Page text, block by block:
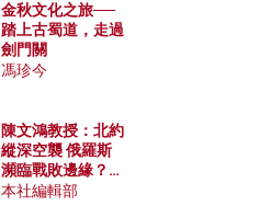
金秋文化之旅──
踏上古蜀道，走過
劍門關
馮珍今
陳文鴻教授：北約
縱深空襲 俄羅斯
瀕臨戰敗邊緣？中
國零部件能左右戰
本社編輯部